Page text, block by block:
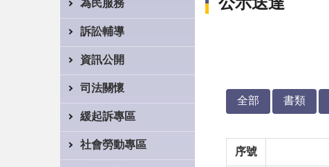
為民服務
訴訟輔導
資訊公開
司法關懷
緩起訴專區
社會勞動專區
公示送達
全部 書類
序號